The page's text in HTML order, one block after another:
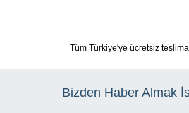
Tüm Türkiye'ye ücretsiz
Bizden Haber Almak